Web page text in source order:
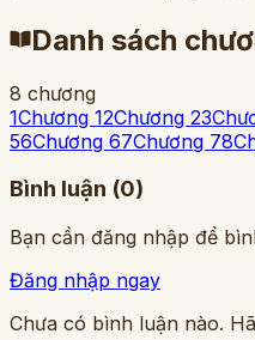
Danh sách
8 chương
1Chương 12Chương 23
56Chương 67Chương 78
Bình luận (0)
Bạn cần đăng nhập để
Đăng nhập ngay
Chưa có bình luận nào.